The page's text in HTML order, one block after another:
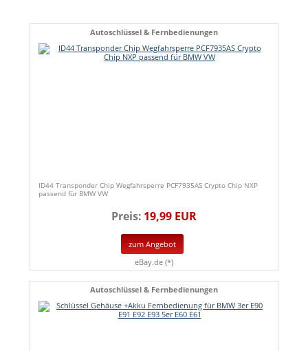
Autoschlüssel & Fernbedienungen
ID44 Transponder Chip Wegfahrsperre PCF7935AS Crypto Chip NXP
passend für BMW VW
Preis: 19,99 EUR
zum Angebot
eBay.de (*)
Autoschlüssel & Fernbedienungen